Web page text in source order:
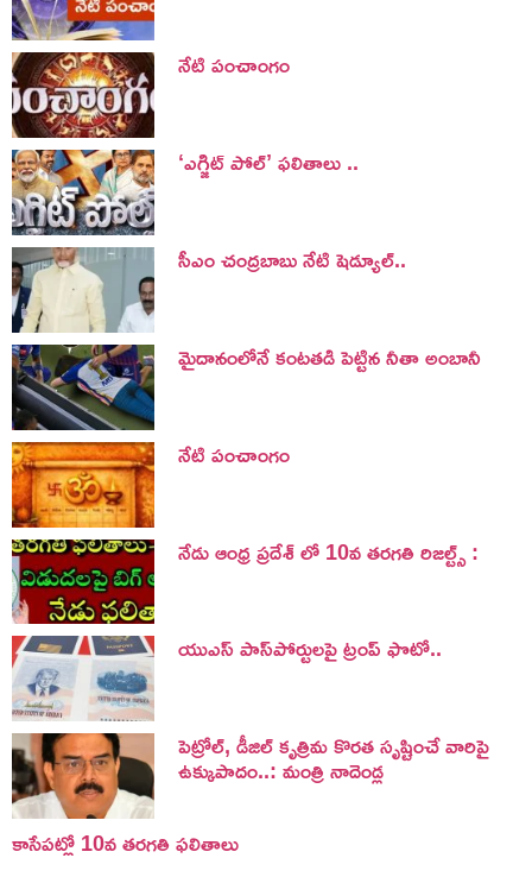
నేటి పంచాంగం
‘ఎగ్జిట్ పోల్’ ఫలితాలు ..
సీఎం చంద్రబాబు నేటి షెడ్యూల్..
మైదానంలోనే కంటతడి పెట్టిన నీతా అంబానీ
నేటి పంచాంగం
నేడు ఆంధ్ర ప్రదేశ్ లో 10వ తరగతి రిజల్ట్స్ :
యుఎస్ పాస్‌పోర్టులపై ట్రంప్‌ ఫొటో..
పెట్రోల్, డీజిల్ కృత్రిమ కొరత సృష్టించే వారిపై
ఉక్కుపాదం..: మంత్రి నాదెండ్ల
కాసేపట్లో 10వ తరగతి ఫలితాలు